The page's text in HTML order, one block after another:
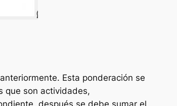
Esta ponderación se
que son actividades,
después se debe sumar el